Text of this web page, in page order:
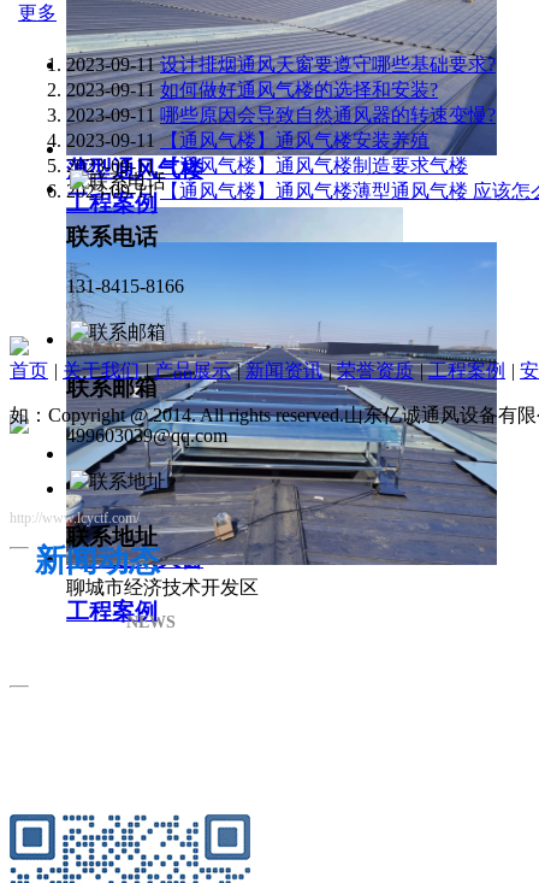
薄型通风气楼
薄型通风天窗
工程案例
工程案例
更多
2023-09-11 设计排烟通风天窗要遵守哪些基础要求?
2023-09-11 如何做好通风气楼的选择和安装?
2023-09-11 哪些原因会导致自然通风器的转速变慢?
2023-09-11 【通风气楼】通风气楼安装养殖
2023-09-11 【通风气楼】通风气楼制造要求气楼
2023-09-11 【通风气楼】通风气楼薄型通风气楼 应该怎
新闻动态
NEWS
联系电话
131-8415-8166
联系邮箱
499603039@qq.com
联系地址
聊城市经济技术开发区
http://www.lcyctf.com/
首页 | 关于我们 | 产品展示 | 新闻资讯 | 荣誉资质 | 工程案例 |
如：Copyright @ 2014. All rights reserved.山东亿诚通风设备有